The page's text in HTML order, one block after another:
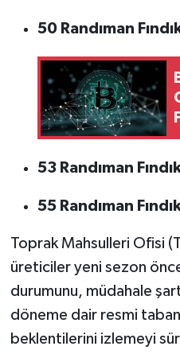
50 Randıman
53 Randıman
55 Randıman
Toprak Mahsulleri Ofisi
üreticiler yeni sezon
durumunu, müdahale
döneme dair resmi taban
beklentilerini izlemeyi